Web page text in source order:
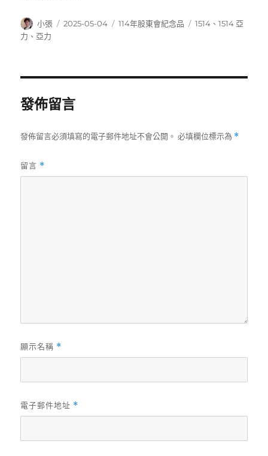
作
者
小張
發
2025-05-04
分
114年股東會紀念品
標
1514 、1514 亞
力 、 亞力
發佈留言
發佈留言必須填寫的電子郵件地址不會公開。 必填欄位標示為 *
留言 *
顯示名稱 *
電子郵件地址 *